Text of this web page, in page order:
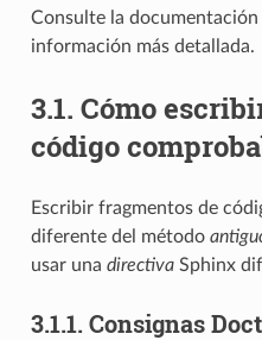
Consulte la
información más detallada.
3.1. Cómo
código
Escribir fragmentos de
diferente del método
usar una directivaSphinx
3.1.1. Consignas